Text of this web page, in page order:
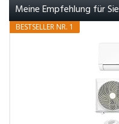
Meine Empfehlung für Sie
BESTSELLER NR. 1